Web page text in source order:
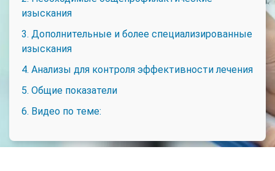
изыскания
3. Дополнительные и более специализированные
изыскания
4. Анализы для контроля эффективности лечения
5. Общие показатели
6. Видео по теме: